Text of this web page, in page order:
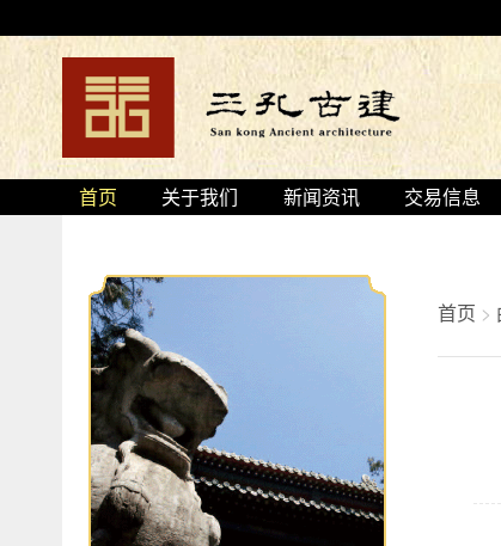
首页 关于我们 新闻资讯 交易信息
首页 >